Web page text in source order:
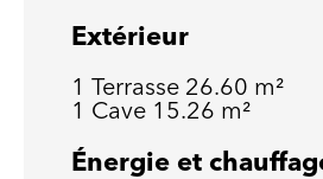
Extérieur
1 Terrasse 26.60 m²
1 Cave 15.26 m²
Énergie et